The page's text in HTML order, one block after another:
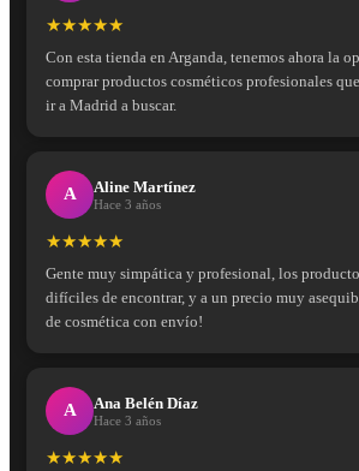
★★★★★
Con esta tienda en Arganda, tenemos ahora la
comprar productos cosméticos profesionales
ir a Madrid a buscar.
A Aline Martínez
Hace 3 años
★★★★★
Gente muy simpática y profesional, los
difíciles de encontrar, y a un precio muy
de cosmética con envío!
A Ana Belén Díaz
Hace 3 años
★★★★★